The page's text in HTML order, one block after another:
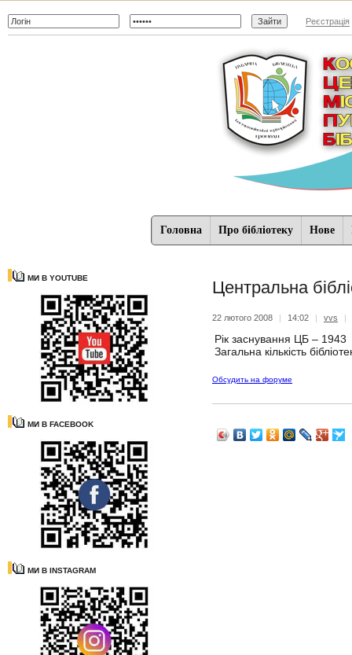
Реєстрація
Головна Про бібліотеку Нове
МИ В YOUTUBE
МИ В FACEBOOK
МИ В INSTAGRAM
Центральна
22 лютого 2008 | 14:02 | vvs |
Рік заснування ЦБ – 1943
Загальна кількість
Обсудить на форуме